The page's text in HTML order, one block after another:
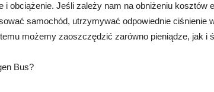
i obciążenie. Jeśli zależy nam na obniżeniu kosztów
samochód, utrzymywać odpowiednie ciśnienie
możemy zaoszczędzić zarówno pieniądze, jak i
Bus?